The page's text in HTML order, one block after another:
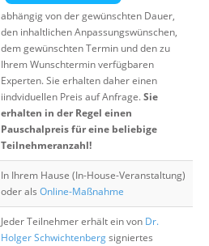
abhängig von der gewünschten Dauer,
den inhaltlichen Anpassungswünschen,
dem gewünschten Termin und den zu
Ihrem Wunschtermin verfügbaren
Experten. Sie erhalten daher einen
iindviduellen Preis auf Anfrage.Sie
erhalten in der Regel einen
Pauschalpreis für eine beliebige
Teilnehmeranzahl!
In Ihrem Hause (In-House-Veranstaltung)
oder als Online-Maßnahme
Jeder Teilnehmer erhält ein von Dr.
Holger Schwichtenbergsigniertes